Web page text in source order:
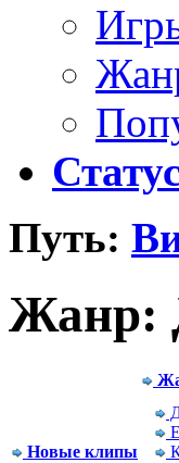
Путь:
Жанр:
Новые клипы